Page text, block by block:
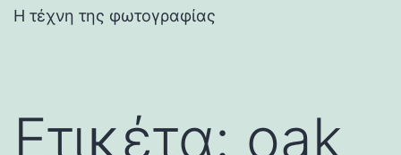
Η τέχνη της φωτογραφίας
Ετικέτα: oak